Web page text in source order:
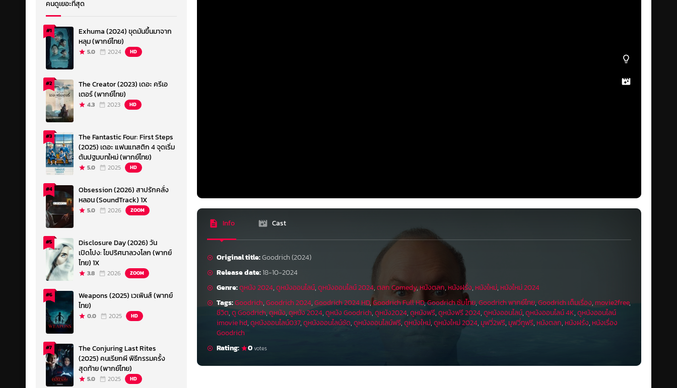
Info Cast
Original title:Goodrich (2024)
Release date:18-10-2024
Genre:ดูหนัง 2024,ดูหนังออนไลน์,ดูหนังออนไลน์ 2024,ตลก Comedy,หนังตลก, หนังฝรั่ง, หนังใหม่, หนังใหม่ 2024
Tags:Goodrich,Goodrich 2024,Goodrich 2024 HD,Goodrich Full HD,Goodrich ซับไทย,Goodrich พากย์ไทย,Goodrich เต็มเรื่อง, movie2free,
ชีวิต,ดู Goodrich,ดูหนัง,ดูหนัง 2024,ดูหนัง Goodrich,ดูหนัง2024,ดูหนังฟรี,ดูหนังฟรี 2024,ดูหนังออนไลน์,ดูหนังออนไลน์ 4K,ดูหนังออนไลน์
imovie hd,ดูหนังออนไลน์037,ดูหนังออนไลน์ชัด,ดูหนังออนไลน์ฟรี,ดูหนังใหม่,ดูหนังใหม่ 2024, มูฟวี่2ฟรี, มูฟวี่ทูฟรี, หนังตลก, หนังฝรั่ง, หนังเรื่อง
Goodrich
Rating:
0votes
คนดูเยอะที่สุด
#1
Exhuma (2024) ขุดมันขึ้นมาจาก
หลุม (พากย์ไทย)
5.0 2024 HD
#2
The Creator (2023) เดอะ ครีเอ
เตอร์ (พากย์ไทย)
4.3 2023 HD
#3
The Fantastic Four: First Steps
(2025) เดอะ แฟนแทสติก 4 จุดเริ่ม
ต้นปฐมบทใหม่ (พากย์ไทย)
5.0 2025 HD
#4
Obsession (2026) สาปรักคลั่ง
หลอน (SoundTrack) 1X
5.0 2026 ZOOM
#5
Disclosure Day (2026) วัน
เปิดโปง: ไขปริศนาลวงโลก (พากย์
ไทย) 1X
3.8 2026 ZOOM
#6
Weapons (2025) เวเพินส์ (พากย์
ไทย)
0.0 2025 HD
#7
The Conjuring Last Rites
(2025) คนเรียกผี พิธีกรรมครั้ง
สุดท้าย (พากย์ไทย)
5.0 2025 HD